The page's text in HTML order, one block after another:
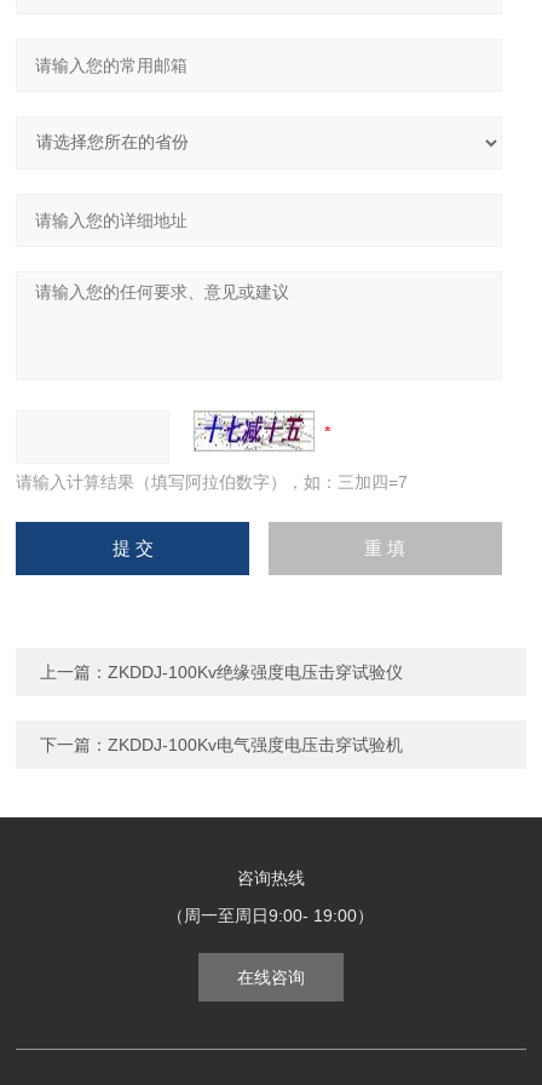
请输入计算结果（填写阿拉伯数字），如：三加四=7
上一篇：ZKDDJ-100Kv绝缘强度电压击穿试验仪
下一篇：ZKDDJ-100Kv电气强度电压击穿试验机
咨询热线
（周一至周日9:00- 19:00）
在线咨询